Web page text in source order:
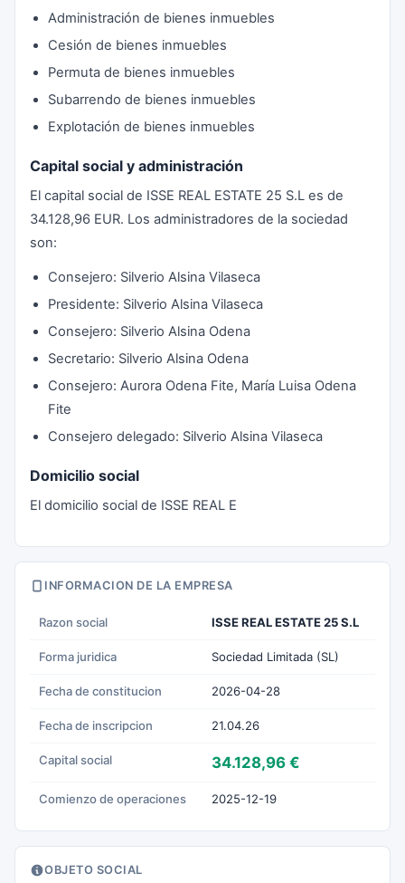
Administración de bienes inmuebles
Cesión de bienes inmuebles
Permuta de bienes inmuebles
Subarrendo de bienes inmuebles
Explotación de bienes inmuebles
Capital social y administración
El capital social de ISSE REAL ESTATE 25 S.L es de
34.128,96 EUR. Los administradores de la sociedad
son:
Consejero: Silverio Alsina Vilaseca
Presidente: Silverio Alsina Vilaseca
Consejero: Silverio Alsina Odena
Secretario: Silverio Alsina Odena
Consejero: Aurora Odena Fite, María Luisa Odena
Fite
Consejero delegado: Silverio Alsina Vilaseca
Domicilio social
El domicilio social de ISSE REAL E
INFORMACION DE LA EMPRESA
Razon social ISSE REAL ESTATE 25 S.L
Forma juridica Sociedad Limitada (SL)
Fecha de constitucion 2026-04-28
Fecha de inscripcion 21.04.26
Capital social 34.128,96 €
Comienzo de operaciones 2025-12-19
OBJETO SOCIAL